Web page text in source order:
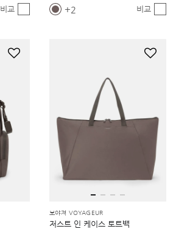
비교 2 비교
보야져 VOYAGEUR
저스트 인 케이스 토트백